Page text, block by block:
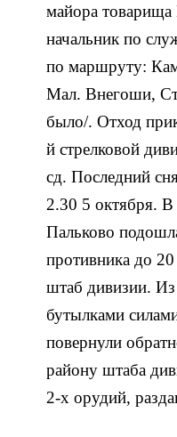
майора товарища
начальник по
по маршруту:
Мал. Внегоши,
было/. Отход
й стрелковой
сд. Последний
2.30 5 октября.
Пальково
противника до
штаб дивизии.
бутылками
повернули
району штаба
2-х орудий,